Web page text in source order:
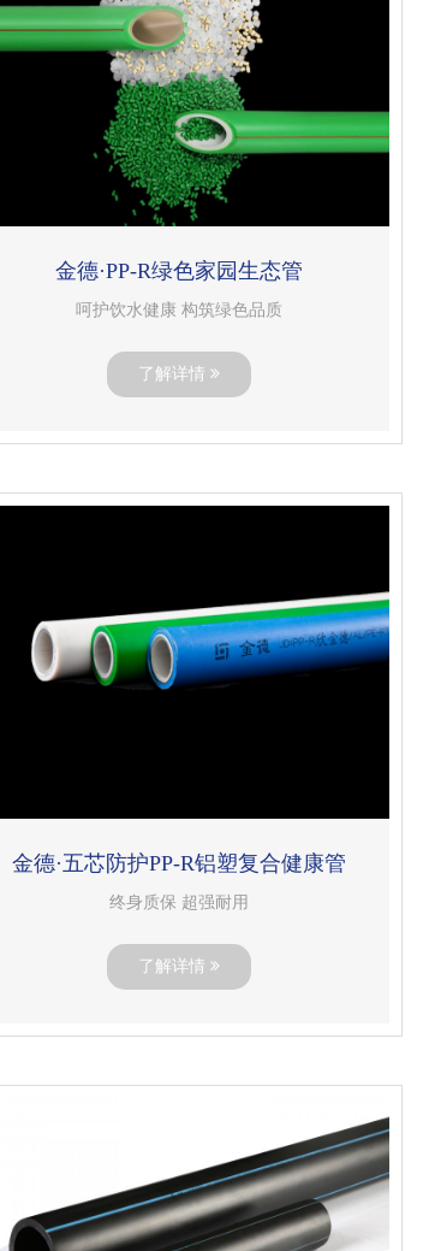
金德·PP-R绿色家园生态管
呵护饮水健康 构筑绿色品质
了解详情
金德·五芯防护PP-R铝塑复合健康管
终身质保 超强耐用
了解详情